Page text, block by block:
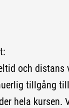
och
tillgång
hela kursen.